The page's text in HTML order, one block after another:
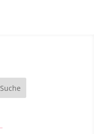
Suche